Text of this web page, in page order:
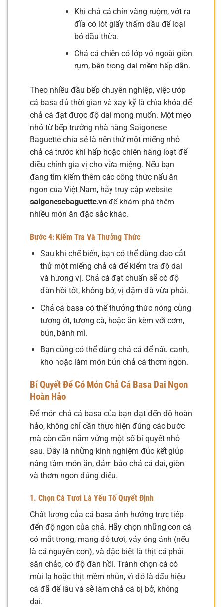
Khi chả cá chín vàng ruộm, vớt ra
đĩa có lót giấy thấm dầu để loại
bỏ dầu thừa.
Chả cá chiên có lớp vỏ ngoài giòn
rụm, bên trong dai mềm hấp dẫn.
Theo nhiều đầu bếp chuyên nghiệp, việc ướp
cá basa đủ thời gian và xay kỹ là chìa khóa để
chả cá đạt được độ dai mong muốn. Một mẹo
nhỏ từ bếp trưởng nhà hàng Saigonese
Baguette chia sẻ là nên thử một miếng nhỏ
chả cá trước khi hấp hoặc chiên hàng loạt để
điều chỉnh gia vị cho vừa miệng. Nếu bạn
đang tìm kiếm thêm các công thức nấu ăn
ngon của Việt Nam, hãy truy cập website
saigonesebaguette.vn để khám phá thêm
nhiều món ăn đặc sắc khác.
Bước 4: Kiểm Tra Và Thưởng Thức
Sau khi chế biến, bạn có thể dùng dao cắt
thử một miếng chả cá để kiểm tra độ dai
và hương vị. Chả cá đạt chuẩn sẽ có độ
đàn hồi tốt, không bở, vị đậm đà vừa phải.
Chả cá basa có thể thưởng thức nóng cùng
tương ớt, tương cà, hoặc ăn kèm với cơm,
bún, bánh mì.
Bạn cũng có thể dùng chả cá để nấu canh,
kho hoặc làm món bún chả cá thơm ngon.
Bí Quyết Để Có Món Chả Cá Basa Dai Ngon
Hoàn Hảo
Để món chả cá basa của bạn đạt đến độ hoàn
hảo, không chỉ cần thực hiện đúng các bước
mà còn cần nắm vững một số bí quyết nhỏ
sau. Đây là những kinh nghiệm đúc kết giúp
nâng tầm món ăn, đảm bảo chả cá dai, giòn
và thơm ngon đúng điệu.
1. Chọn Cá Tươi Là Yếu Tố Quyết Định
Chất lượng của cá basa ảnh hưởng trực tiếp
đến độ ngon của chả. Hãy chọn những con cá
có mắt trong, mang đỏ tươi, vảy óng ánh (nếu
là cá nguyên con), và đặc biệt là thịt cá phải
săn chắc, có độ đàn hồi. Tránh chọn cá có
mùi lạ hoặc thịt mềm nhũn, vì đó là dấu hiệu
cá đã để lâu và sẽ làm chả cá bị bở, không
dai.